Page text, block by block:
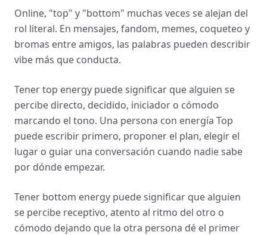
Online, "top" y "bottom" muchas veces se alejan del
rol literal. En mensajes, fandom, memes, coqueteo y
bromas entre amigos, las palabras pueden describir
vibe más que conducta.
Tener top energy puede significar que alguien se
percibe directo, decidido, iniciador o cómodo
marcando el tono. Una persona con energía Top
puede escribir primero, proponer el plan, elegir el
lugar o guiar una conversación cuando nadie sabe
por dónde empezar.
Tener bottom energy puede significar que alguien
se percibe receptivo, atento al ritmo del otro o
cómodo dejando que la otra persona dé el primer